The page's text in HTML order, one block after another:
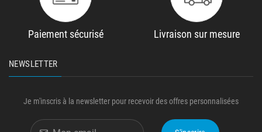
Paiement sécurisé Livraison sur mesure
NEWSLETTER
Je m'inscris à la newsletter pour recevoir des offres personnalisées